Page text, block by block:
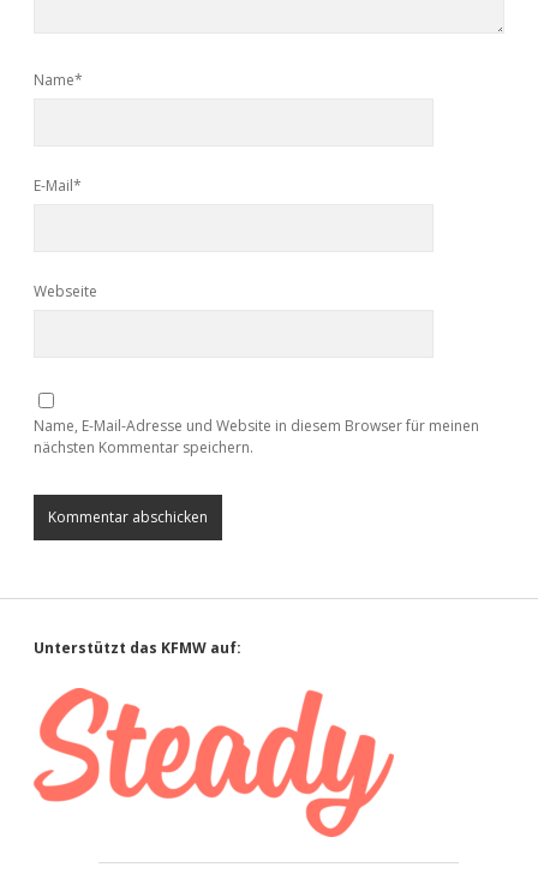
Name*
E-Mail*
Webseite
Name, E-Mail-Adresse und Website in diesem Browser für meinen
nächsten Kommentar speichern.
Sidebar
Unterstützt das KFMW auf: